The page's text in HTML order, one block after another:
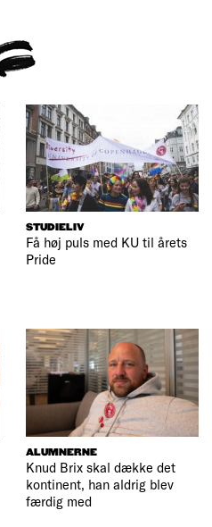
STUDIELIV
Få høj puls med KU til årets
Pride
ALUMNERNE
Knud Brix skal dække det
kontinent, han aldrig blev
færdig med